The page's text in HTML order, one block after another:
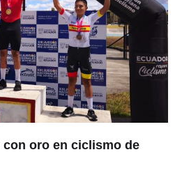
oro en ciclismo de